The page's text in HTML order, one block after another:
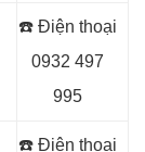
☎️ Điện thoại
0932 497
995
☎️ Điện thoại